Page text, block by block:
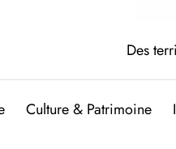
Des
Culture & Patrimoine